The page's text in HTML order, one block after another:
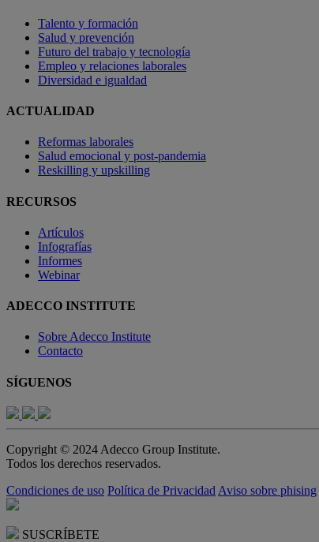
Talento y formación
Salud y prevención
Futuro del trabajo y tecnología
Empleo y relaciones laborales
Diversidad e igualdad
ACTUALIDAD
Reformas laborales
Salud emocional y post-pandemia
Reskilling y upskilling
RECURSOS
Artículos
Infografías
Informes
Webinar
ADECCO INSTITUTE
Sobre Adecco Institute
Contacto
SÍGUENOS
Copyright © 2024 Adecco Group Institute.
Todos los derechos reservados.
Condiciones de uso Política de Privacidad Aviso sobre phising
SUSCRÍBETE